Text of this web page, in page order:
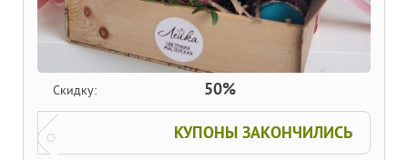
Скидку: 50%
КУПОНЫ ЗАКОНЧИЛИСЬ